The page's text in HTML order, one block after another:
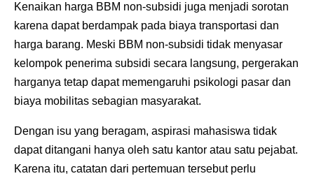
Kenaikan harga BBM non-subsidi juga menjadi sorotan
karena dapat berdampak pada biaya transportasi dan
harga barang. Meski BBM non-subsidi tidak menyasar
kelompok penerima subsidi secara langsung, pergerakan
harganya tetap dapat memengaruhi psikologi pasar dan
biaya mobilitas sebagian masyarakat.
Dengan isu yang beragam, aspirasi mahasiswa tidak
dapat ditangani hanya oleh satu kantor atau satu pejabat.
Karena itu, catatan dari pertemuan tersebut perlu